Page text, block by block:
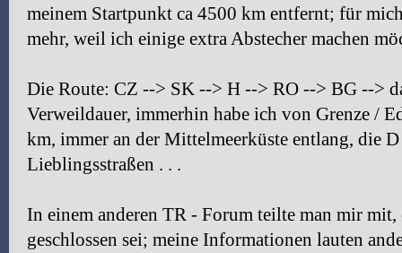
meinem Startpunkt ca 4500 km entfernt; für
mehr, weil ich einige extra Abstecher machen
Die Route: CZ --> SK --> H --> RO --> BG -->
Verweildauer, immerhin habe ich von Grenze /
km, immer an der Mittelmeerküste entlang, die
Lieblingsstraßen . . .
In einem anderen TR - Forum teilte man mir
geschlossen sei; meine Informationen lauten